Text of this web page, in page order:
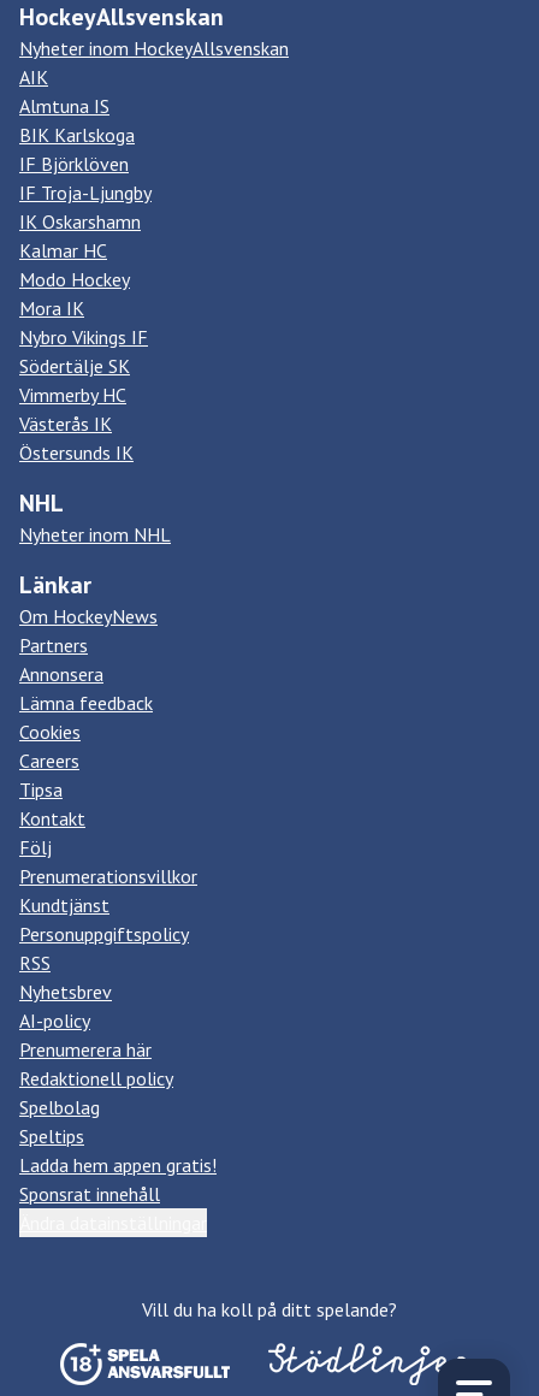
HockeyAllsvenskan
Nyheter inom HockeyAllsvenskan
AIK
Almtuna IS
BIK Karlskoga
IF Björklöven
IF Troja-Ljungby
IK Oskarshamn
Kalmar HC
Modo Hockey
Mora IK
Nybro Vikings IF
Södertälje SK
Vimmerby HC
Västerås IK
Östersunds IK
NHL
Nyheter inom NHL
Länkar
Om HockeyNews
Partners
Annonsera
Lämna feedback
Cookies
Careers
Tipsa
Kontakt
Följ
Prenumerationsvillkor
Kundtjänst
Personuppgiftspolicy
RSS
Nyhetsbrev
AI-policy
Prenumerera här
Redaktionell policy
Spelbolag
Speltips
Ladda hem appen gratis!
Sponsrat innehåll
Vill du ha koll på ditt spelande?